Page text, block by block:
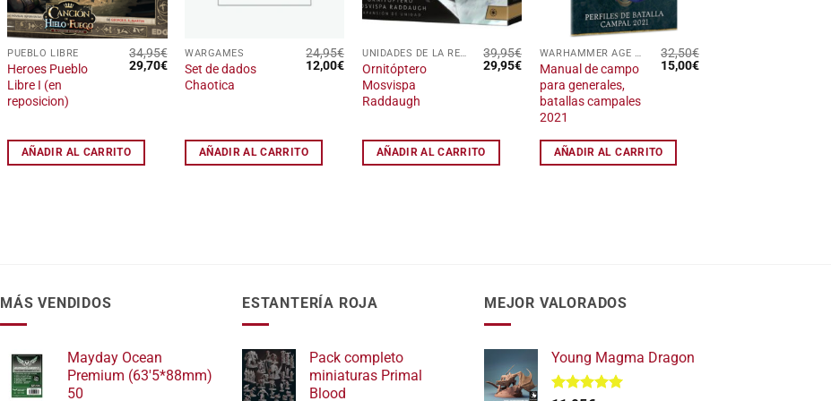
PUEBLO LIBRE
Heroes Pueblo
Libre I (en
reposicion)
34,95€
El
29,70€El
precio
actual
AÑADIR AL CARRITO
WARGAMES
Set de dados
Chaotica
24,95€
El
12,00€El
precio
actual
AÑADIR AL CARRITO
UNIDADES DE LA REPÚBLICA GALÁCTICA
Ornitóptero
Mosvispa
Raddaugh
39,95€
El
29,95€El
precio
actual
29,95€.
AÑADIR AL CARRITO
WARHAMMER AGE OF SIGMAR
Manual de campo
para generales,
batallas campales
2021
32,50€
El
15,00€El
AÑADIR AL CARRITO
MÁS VENDIDOS
Mayday Ocean
Premium (63'5*88mm)
50
ESTANTERÍA ROJA
Pack completo
miniaturas Primal
Blood
MEJOR VALORADOS
Young Magma Dragon